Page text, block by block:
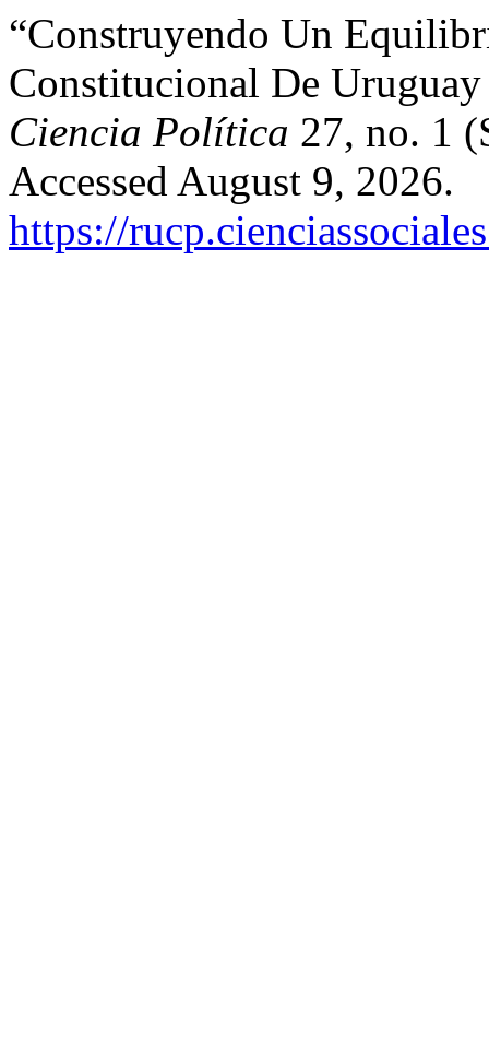
“Construyendo Un
Constitucional De
Ciencia Política 27, no. 1
Accessed August 9, 2026.
https://